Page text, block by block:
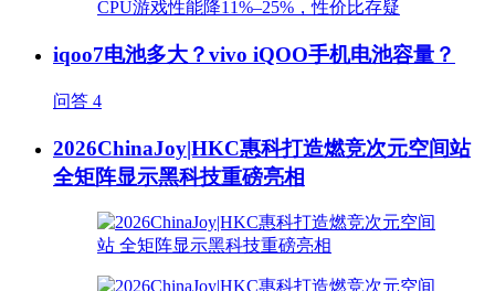
iqoo7电池多大？vivo iQOO手机电池容量？
问答 4
2026ChinaJoy|HKC惠科打造燃竞次元空间站
全矩阵显示黑科技重磅亮相